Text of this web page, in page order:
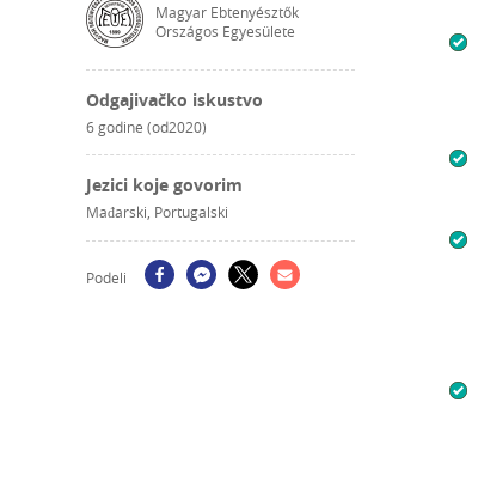
Magyar Ebtenyésztők
Országos Egyesülete
Odgajivačko iskustvo
6 godine (od2020)
Jezici koje govorim
Mađarski, Portugalski
Podeli